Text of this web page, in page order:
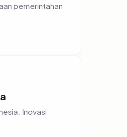
pemerintahan
Inovasi